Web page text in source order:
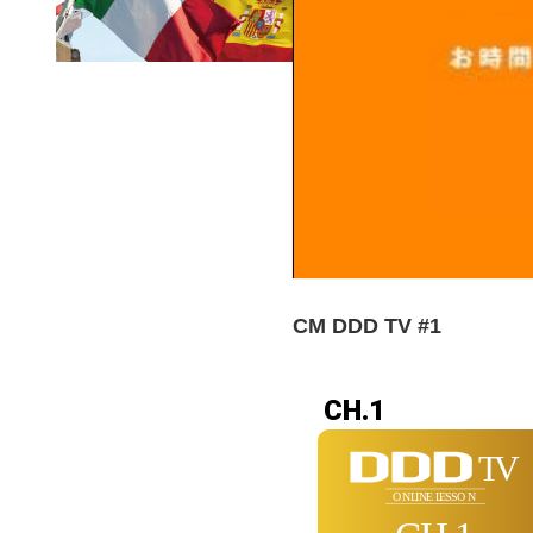
CM DDD TV #1
CH.1